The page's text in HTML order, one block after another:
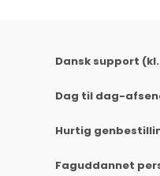
Dansk support
Dag til dag-
Hurtig
Faguddannet